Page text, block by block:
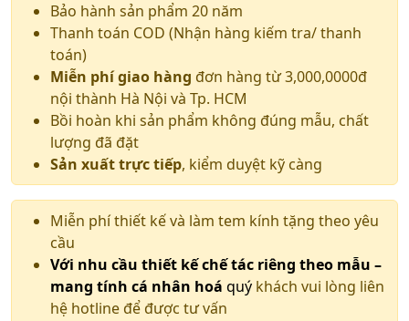
Bảo hành sản phẩm 20 năm
Thanh toán COD (Nhận hàng kiếm tra/ thanh
toán)
Miễn phí giao hàng đơn hàng từ 3,000,0000đ
nội thành Hà Nội và Tp. HCM
Bồi hoàn khi sản phẩm không đúng mẫu, chất
lượng đã đặt
Sản xuất trực tiếp, kiểm duyệt kỹ càng
Miễn phí thiết kế và làm tem kính tặng theo yêu
cầu
Với nhu cầu thiết kế chế tác riêng theo mẫu –
mang tính cá nhân hoá quý khách vui lòng liên
hệ hotline để được tư vấn